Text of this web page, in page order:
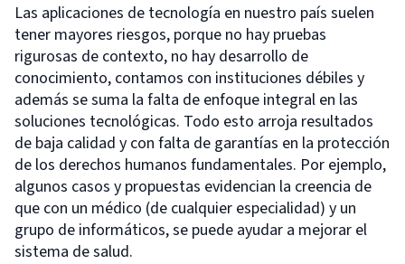
Las aplicaciones de tecnología en nuestro país suelen
tener mayores riesgos, porque no hay pruebas
rigurosas de contexto, no hay desarrollo de
conocimiento, contamos con instituciones débiles y
además se suma la falta de enfoque integral en las
soluciones tecnológicas. Todo esto arroja resultados
de baja calidad y con falta de garantías en la protección
de los derechos humanos fundamentales. Por ejemplo,
algunos casos y propuestas evidencian la creencia de
que con un médico (de cualquier especialidad) y un
grupo de informáticos, se puede ayudar a mejorar el
sistema de salud.